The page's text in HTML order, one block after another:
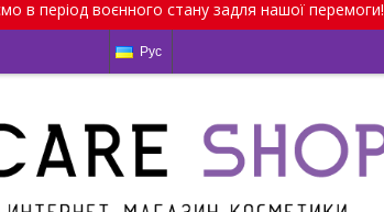
в період воєнного стану задля нашої перемоги!
Рус